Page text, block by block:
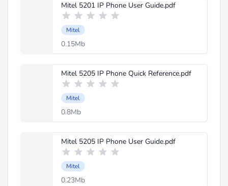
Mitel 5201 IP Phone User Guide.pdf
Mitel
0.15Mb
Mitel 5205 IP Phone Quick Reference.pdf
Mitel
0.8Mb
Mitel 5205 IP Phone User Guide.pdf
Mitel
0.23Mb